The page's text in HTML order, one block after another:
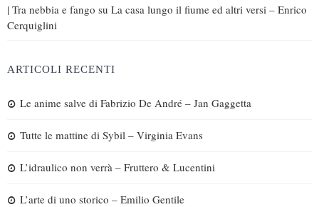
| Tra nebbia e fango su La casa lungo il fiume ed altri versi – Enrico
Cerquiglini
ARTICOLI RECENTI
Le anime salve di Fabrizio De André – Jan Gaggetta
Tutte le mattine di Sybil – Virginia Evans
L’idraulico non verrà – Fruttero & Lucentini
L’arte di uno storico – Emilio Gentile